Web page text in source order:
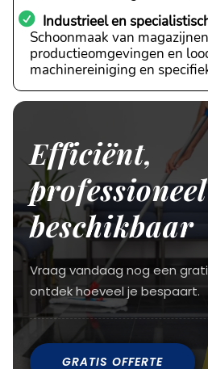
Industrieel en
Schoonmaak van
productieomgevingen en
machinereiniging en
Efficiënt,
beschikbaar
Vraag vandaag nog een
ontdek hoeveel je bespaart.
GRATIS OFFERTE